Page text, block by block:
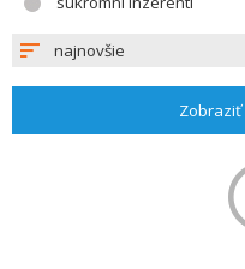
najnovšie
Zobraziť